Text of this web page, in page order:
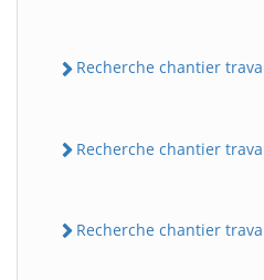
Recherche chantier
Recherche chantier
Recherche chantier